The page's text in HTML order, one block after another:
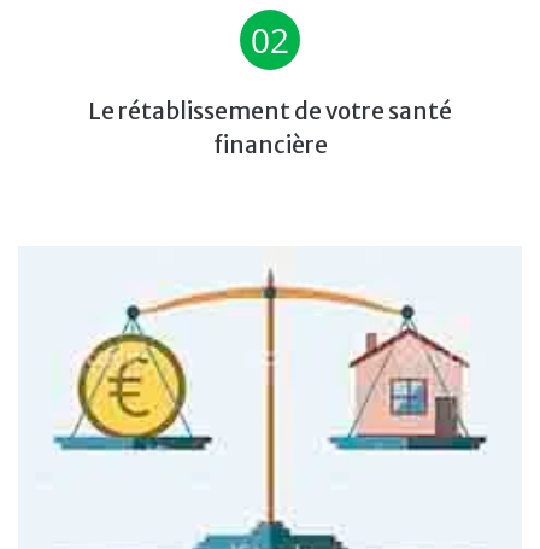
02
Le rétablissement de votre santé
financière